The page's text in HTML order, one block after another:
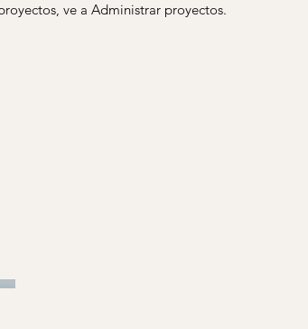
ve a Administrar proyectos.